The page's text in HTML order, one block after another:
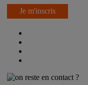
Je m'inscris